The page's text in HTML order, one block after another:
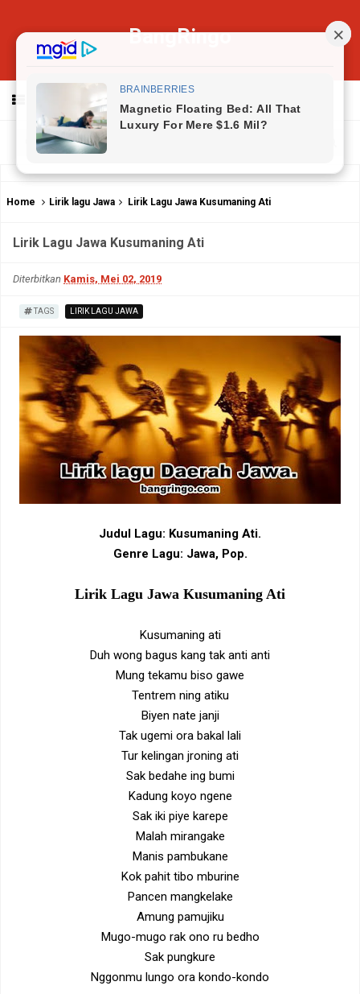
BangRingo
Home Lirik lagu Jawa Lirik Lagu Jawa Kusumaning Ati
Lirik Lagu Jawa Kusumaning Ati
Diterbitkan Kamis, Mei 02, 2019
TAGS LIRIK LAGU JAWA
Judul Lagu: Kusumaning Ati.
Genre Lagu: Jawa, Pop.
Lirik Lagu Jawa Kusumaning Ati
Kusumaning ati
Duh wong bagus kang tak anti anti
Mung tekamu biso gawe
Tentrem ning atiku
Biyen nate janji
Tak ugemi ora bakal lali
Tur kelingan jroning ati
Sak bedahe ing bumi
Kadung koyo ngene
Sak iki piye karepe
Malah mirangake
Manis pambukane
Kok pahit tibo mburine
Pancen mangkelake
Amung pamujiku
Mugo-mugo rak ono ru bedho
Sak pungkure
Nggonmu lungo ora kondo-kondo